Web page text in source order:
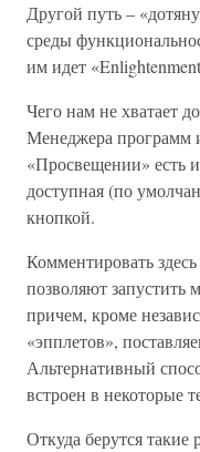
Другой путь –
среды
им идет
Чего нам не хватает
Менеджера программ
«Просвещении» есть
доступная (по
кнопкой.
Комментировать
позволяют
причем, кроме
«эпплетов»,
Альтернативный
встроен в некоторые
Откуда берутся